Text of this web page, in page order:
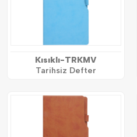
Kısıklı-TRKMV
Tarihsiz Defter